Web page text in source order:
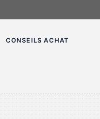
CONSEILS ACHAT